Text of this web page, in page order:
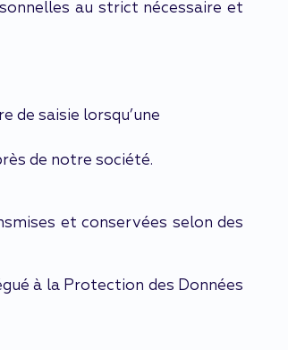
au strict nécessaire et
de saisie lorsqu’une
de notre société.
et conservées selon des
à la Protection des Données